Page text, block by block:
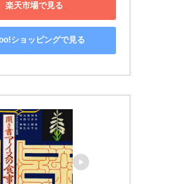
楽天市場で見る
ショッピングで見る